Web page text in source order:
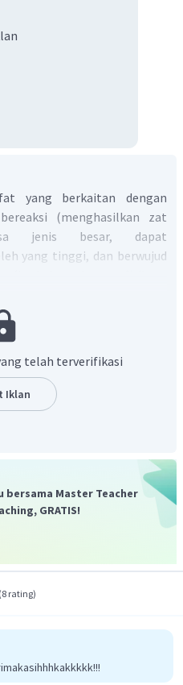
yang berkaitan dengan
(menghasilkan zat
jenis besar, dapat
yang tinggi, dan berwujud
dimana perkaratan adalah
menghasilkan oksidanya
B.
telah terverifikasi
Iklan
bersama Master Teacher
GRATIS!
(8 rating)